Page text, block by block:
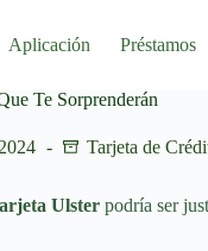
Aplicación Préstamos
Te Sorprenderán
2024
Tarjeta de
Ulster podría ser